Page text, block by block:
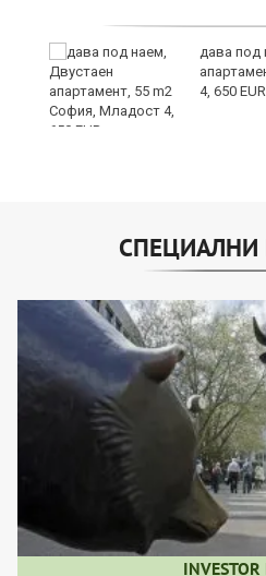
дава под
4, 650 EUR
СПЕЦИАЛНИ
INVESTOR